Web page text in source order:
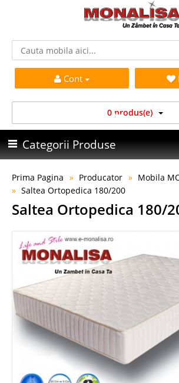
Cont
0 produs(e)
Categorii Produse
Prima Pagina Producator
Mobila
Saltea Ortopedica 180/200
Saltea Ortopedica 180/